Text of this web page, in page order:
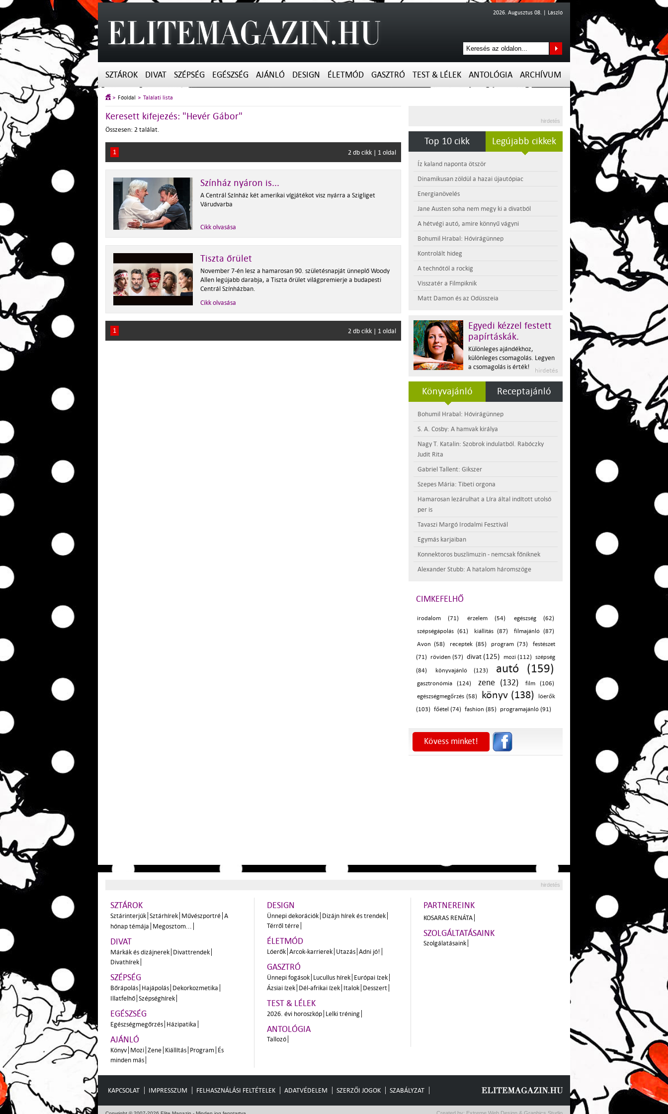
2026. Augusztus 08. | László
SZTÁROK DIVAT SZÉPSÉG EGÉSZSÉG AJÁNLÓ DESIGN ÉLETMÓD GASZTRÓ TEST & LÉLEK ANTOLÓGIA ARCHÍVUM
Főoldal Találati lista
Keresett kifejezés: "Hevér Gábor"
Összesen: 2 találat.
1 2 db cikk | 1 oldal
Színház nyáron is...
A Centrál Színház két amerikai vígjátékot visz nyárra a Szigliget
Várudvarba
Cikk olvasása
Tiszta őrület
November 7-én lesz a hamarosan 90. születésnapját ünneplő Woody
Allen legújabb darabja, a Tiszta őrület világpremierje a budapesti
Centrál Színházban.
Cikk olvasása
1 2 db cikk | 1 oldal
hirdetés
Top 10 cikk Legújabb cikkek
Íz kaland naponta ötször
Dinamikusan zöldül a hazai újautópiac
Energianövelés
Jane Austen soha nem megy ki a divatból
A hétvégi autó, amire könnyű vágyni
Bohumil Hrabal: Hóvirágünnep
Kontrolált hideg
A technótól a rockig
Visszatér a Filmpiknik
Matt Damon és az Odüsszeia
Egyedi kézzel festett
papírtáskák.
Különleges ajándékhoz,
különleges csomagolás. Legyen
a csomagolás is érték!
Könyvajánló Receptajánló
Bohumil Hrabal: Hóvirágünnep
S. A. Cosby: A hamvak királya
Nagy T. Katalin: Szobrok indulatból. Rabóczky
Judit Rita
Gabriel Tallent: Gikszer
Szepes Mária: Tibeti orgona
Hamarosan lezárulhat a Líra által indított utolsó
per is
Tavaszi Margó Irodalmi Fesztivál
Egymás karjaiban
Konnektoros buszlimuzin - nemcsak főniknek
Alexander Stubb: A hatalom háromszöge
CIMKEFELHŐ
irodalom (71) érzelem (54)
egészség (62)
szépségápolás (61)
kiállítás (87)
filmajánló (87)
Avon (58)
receptek (85) program (73)
festészet
(71)
röviden (57) divat (125) mozi (112) szépség
(84) könyvajánló (123) autó (159)
gasztronómia (124) zene (132)
film (106)
egészségmegőrzés (58)
könyv (138)
lóerők
(103)
főétel (74) fashion (85) programajánló (91)
Kövess minket!
hirdetés
SZTÁROK
Sztárinterjúk Sztárhírek Művészportré A
hónap témája Megosztom...
DIVAT
Márkák és dizájnerek Divattrendek
Divathírek
SZÉPSÉG
Bőrápolás Hajápolás Dekorkozmetika
Illatfelhő Szépséghírek
EGÉSZSÉG
Egészségmegőrzés Házipatika
AJÁNLÓ
Könyv Mozi Zene Kiállítás Program És
minden más
DESIGN
Ünnepi dekorációk Dizájn hírek és trendek
Térről térre
ÉLETMÓD
Lóerők Arcok-karrierek Utazás Adni jó!
GASZTRÓ
Ünnepi fogások Lucullus hírek Európai ízek
Ázsiai ízek Dél-afrikai ízek Italok Desszert
TEST & LÉLEK
2026. évi horoszkóp Lelki tréning
ANTOLÓGIA
Tallozó
PARTNEREINK
KOSARAS RENÁTA
SZOLGÁLTATÁSAINK
Szolgálatásaink
KAPCSOLAT IMPRESSZUM FELHASZNÁLÁSI FELTÉTELEK ADATVÉDELEM SZERZŐI JOGOK SZABÁLYZAT